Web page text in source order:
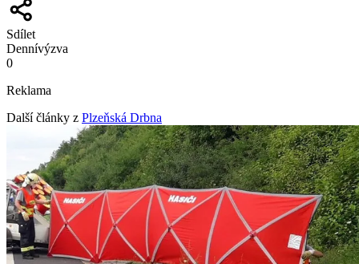
Sdílet
Dennívýzva
0
Reklama
Další články z Plzeňská Drbna